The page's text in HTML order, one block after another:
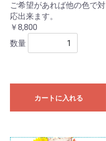
ご希望があれば他の色で対
応出来ます。
￥8,800
数量
カートに入れる